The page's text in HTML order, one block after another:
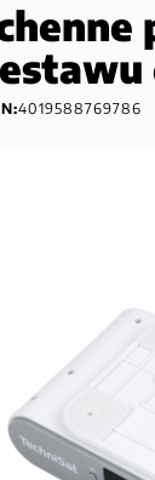
4019588769786